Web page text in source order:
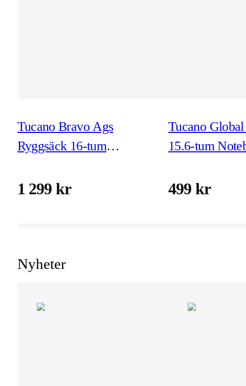
Tucano Bravo Ags
Ryggsäck 16-tum
1 299 kr
Tucano
15.6-tum
499 kr
Nyheter